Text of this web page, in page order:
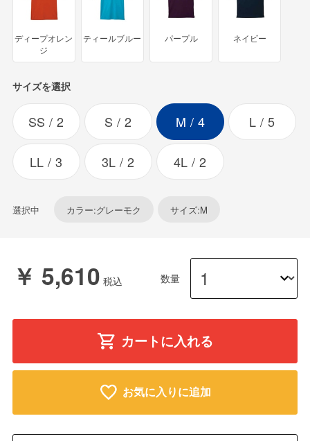
ディープオレン
ジ
ティールブルー パープル ネイビー
サイズを選択
SS 2 S 2 M 4 L 5
LL 3 3L 2 4L 2
選択中 カラー:グレーモク サイズ:M
￥ 5,610 数量
カートに入れる
お気に入りに追加